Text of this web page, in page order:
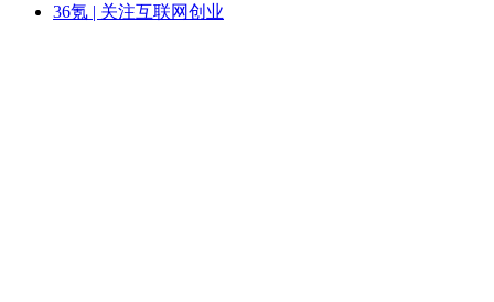
36氪 | 关注互联网创业